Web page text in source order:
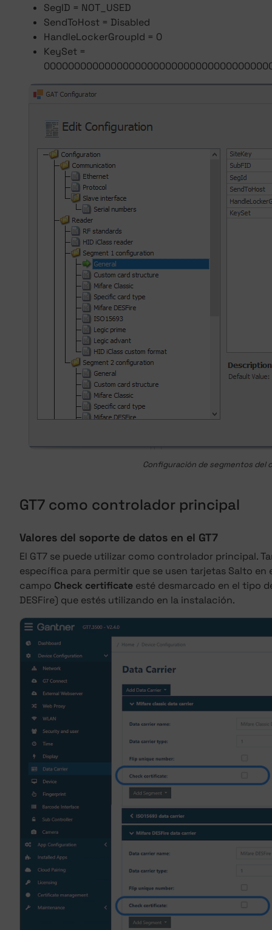
SegID = NOT_USED
SendToHost = Disabled
HandleLockerGroupId = 0
KeySet =
Configuración de segmentos del
GT7 como controlador principal
Valores del soporte de datos en el GT7
El GT7 se puede utilizar como controlador principal.
específica para permitir que se usen tarjetas Salto
campo Check certificate esté desmarcado en el tipo
DESFire) que estés utilizando en la instalación.